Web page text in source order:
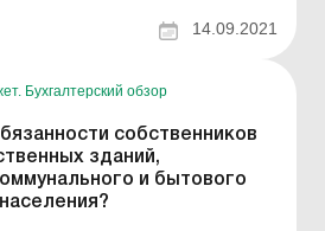
в соответствии с
значительный толчок в
14.09.2021
Бухгалтерский обзор
собственников
зданий,
и бытового